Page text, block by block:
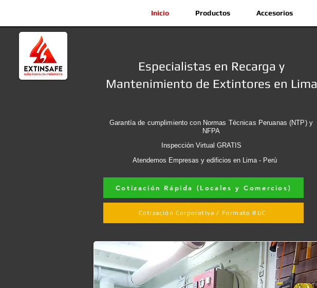
Inicio Productos Accesorios
Especialistas en Recarga y
Mantenimiento de Extintores en Lima
Garantía de cumplimiento con Normas Técnicas Peruanas (NTP) y
NFPA
Inspección Virtual GRATIS
Atendemos Empresas y edificios en Lima - Perú
Cotización Rápida (Locales y Comercios)
Cotización Corporativa / Formato RUC